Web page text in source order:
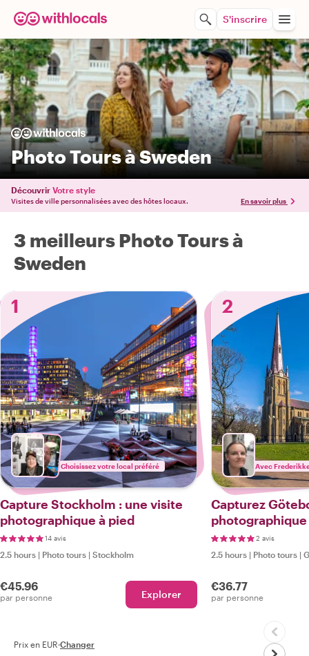
S'inscrire
Photo Tours à Sweden
Découvrir Votre style
Visites de ville personnalisées avec des hôtes locaux. En savoir plus
3 meilleurs Photo Tours à
Sweden
1
Choisissez votre local préféré
Capture Stockholm : une visite
photographique à pied
14 avis
2.5 hours | Photo tours | Stockholm
€45.96
par personne Explorer
2
Avec
Capturez
photographique
2 avis
2.5 hours | Photo tours |
€36.77
par personne
Prix en EUR·Changer